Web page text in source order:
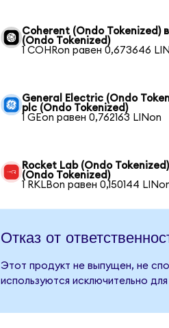
Coherent (Ondo Tokenized)
(Ondo Tokenized)
1 COHRon равен 0,673646
General Electric (Ondo
plc (Ondo Tokenized)
1 GEon равен 0,762163 LINon
Rocket Lab (Ondo
(Ondo Tokenized)
1 RKLBon равен 0,150144
Отказ от
Этот продукт не выпущен, не
используются исключительно